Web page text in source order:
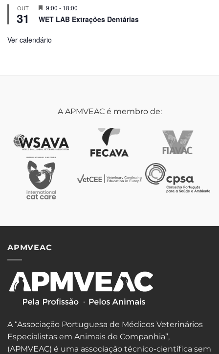
OUT
31
Em
Destaque!
9:00 - 18:00
WET LAB Extrações Dentárias
Ver calendário
A APMVEAC é membro de:
APMVEAC
A “Associação Portuguesa de Médicos Veterinários
Especialistas em Animais de Companhia”,
(APMVEAC) é uma associação técnico-científica sem